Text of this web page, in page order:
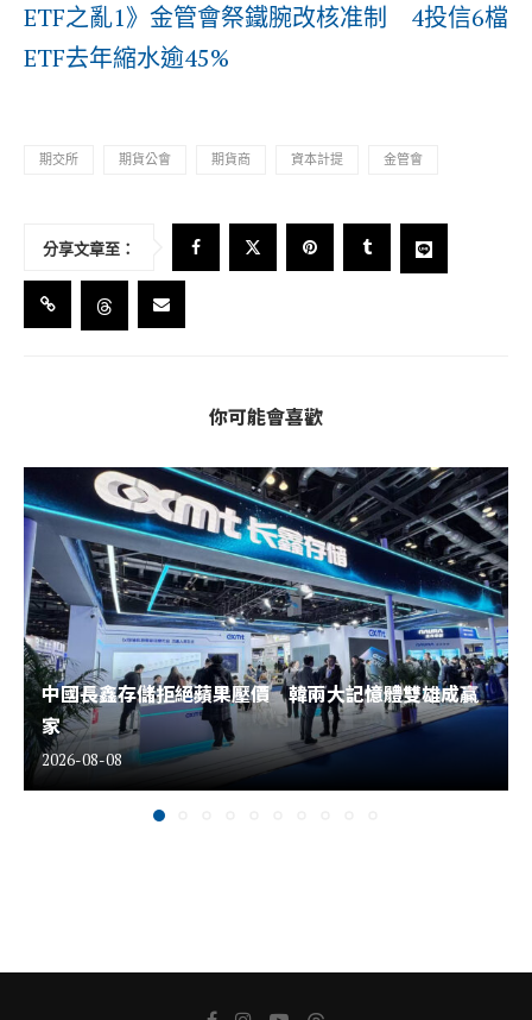
ETF之亂1》金管會祭鐵腕改核准制 4投信6檔
ETF去年縮水逾45%
期交所 期貨公會 期貨商 資本計提 金管會
分享文章至：
你可能會喜歡
中國長鑫存儲拒絕蘋果壓價 韓兩大記憶體雙雄成贏
家
2026-08-08